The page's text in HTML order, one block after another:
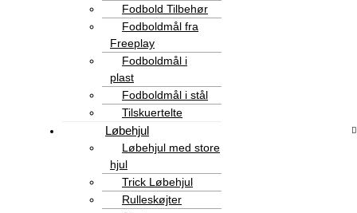
Fodbold Tilbehør
Fodboldmål fra
Freeplay
Fodboldmål i
plast
Fodboldmål i stål
Tilskuertelte
Løbehjul
Løbehjul med store
hjul
Trick Løbehjul
Rulleskøjter